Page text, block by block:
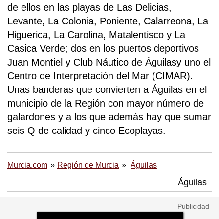
de ellos en las playas de Las Delicias,
Levante, La Colonia, Poniente, Calarreona, La
Higuerica, La Carolina, Matalentisco y La
Casica Verde; dos en los puertos deportivos
Juan Montiel y Club Náutico de Águilasy uno el
Centro de Interpretación del Mar (CIMAR).
Unas banderas que convierten a Águilas en el
municipio de la Región con mayor número de
galardones y a los que además hay que sumar
seis Q de calidad y cinco Ecoplayas.
Murcia.com Región de Murcia Águilas
Águilas